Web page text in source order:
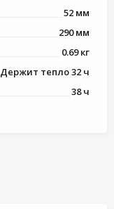
52 мм
290 мм
0.69 кг
Держит тепло 32 ч
38 ч